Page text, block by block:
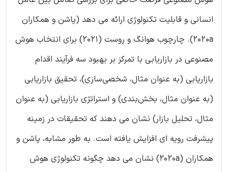
انسانی و قابلیت تکنولوژی ارائه می دهد (پاشن و همکاران
2020a). چارچوب هوانگ و روست (2021) برای انتخاب هوش
مصنوعی در بازاریابی با تمرکز بر بهبود سه فرآیند اقدام
بازاریابی (به عنوان مثال، شخصی‌سازی)، تحقیق بازاریابی
(به عنوان مثال، بخش‌بندی) و استراتژی بازاریابی (به عنوان
مثال، تحلیل بازار) نشان می دهند که تحقیقات در زمینه
پیشرفت رویه ای افزایش یافته است. به طور مشابه، پاشن و
همکاران (2020a) نشان می دهد چگونه تکنولوژی هوش